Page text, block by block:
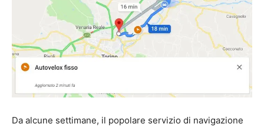
Da alcune settimane, il popolare servizio di navigazione